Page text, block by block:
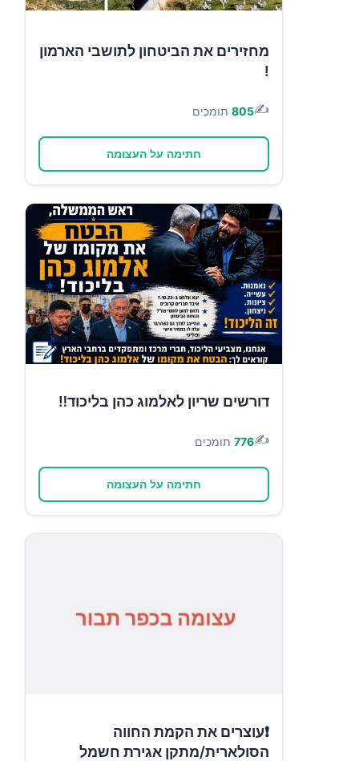
מחזירים את הביטחון לתושבי הארמון
!
✍️
805 תומכים
חתימה על העצומה
דורשים שריון לאלמוג כהן בליכוד‼️
✍️
776 תומכים
חתימה על העצומה
❗עוצרים את הקמת החווה
הסולארית/מתקן אגירת חשמל